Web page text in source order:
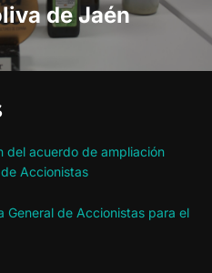
de Jaén
del acuerdo de ampliación
Accionistas
General de Accionistas para el